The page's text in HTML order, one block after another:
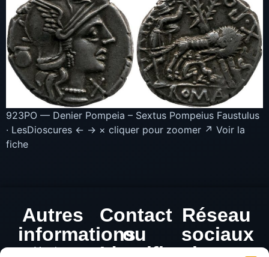
923PO — Denier Pompeia – Sextus Pompeius Faustulus
· LesDioscures ← → × cliquer pour zoomer ↗ Voir la
fiche
Autres
informations
Mentions
Contact
ou
Réseau
sociaux